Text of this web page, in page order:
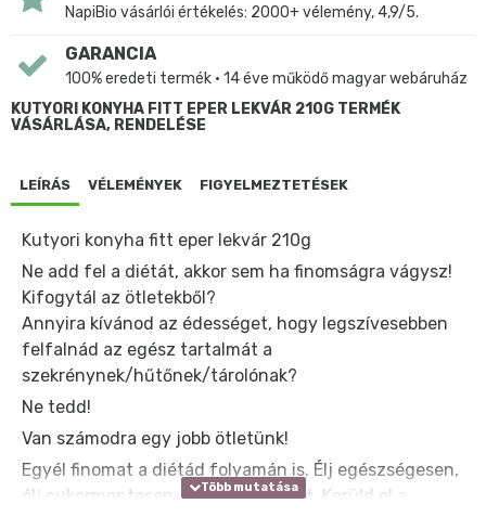
NapiBio vásárlói értékelés: 2000+ vélemény, 4,9/5.
GARANCIA
100% eredeti termék • 14 éve működő magyar webáruház
KUTYORI KONYHA FITT EPER LEKVÁR 210G TERMÉK
VÁSÁRLÁSA, RENDELÉSE
LEÍRÁS VÉLEMÉNYEK FIGYELMEZTETÉSEK
Kutyori konyha fitt eper lekvár 210g
Ne add fel a diétát, akkor sem ha finomságra vágysz!
Kifogytál az ötletekből?
Annyira kívánod az édességet, hogy legszívesebben
felfalnád az egész tartalmát a
szekrénynek/hűtőnek/tárolónak?
Ne tedd!
Van számodra egy jobb ötletünk!
Egyél finomat a diétád folyamán is. Élj egészségesen,
élj cukormentesen, élvezd az életet. Kerüld el a